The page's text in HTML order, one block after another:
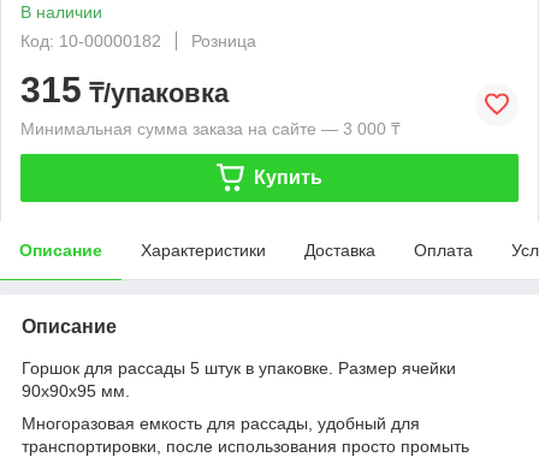
В наличии
Код: 10-00000182
Розница
315 ₸/упаковка
Минимальная сумма заказа на сайте — 3 000 ₸
Купить
Описание Характеристики Доставка Оплата
Описание
Горшок для рассады 5 штук в упаковке. Размер ячейки
90х90х95 мм.
Многоразовая емкость для рассады, удобный для
транспортировки, после использования просто промыть